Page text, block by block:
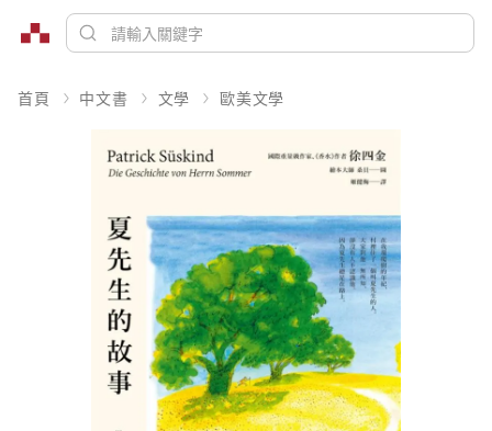
首頁 中文書 文學 歐美文學